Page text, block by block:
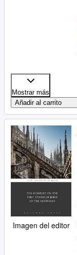
Mostrar más
Añadir al carrito
Imagen del editor